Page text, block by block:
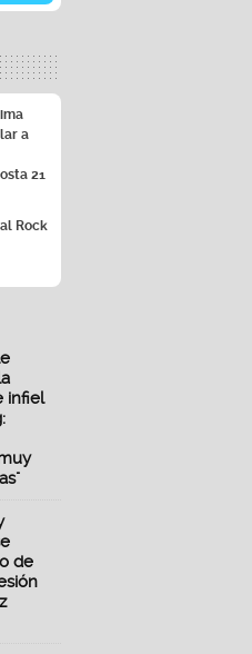
a
21
Rock
infiel
de